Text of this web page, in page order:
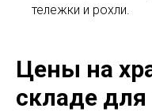
тележки и рохли.
Цены на
складе